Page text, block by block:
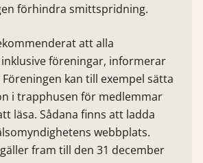
förhindra smittspridning.
att alla
föreningar, informerar
kan till exempel sätta
i trapphusen för medlemmar
läsa. Sådana finns att ladda
webbplats.
fram till den 31 december